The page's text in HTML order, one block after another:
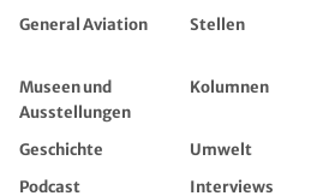
General Aviation
Stellen
Museen und
Ausstellungen
Kolumnen
Geschichte Umwelt
Podcast
Interviews